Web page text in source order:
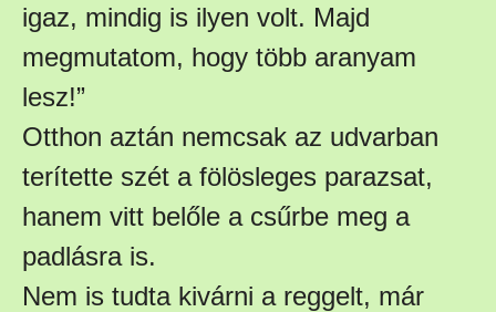
igaz, mindig is ilyen volt. Majd
megmutatom, hogy több aranyam
lesz!”
Otthon aztán nemcsak az udvarban
terítette szét a fölösleges parazsat,
hanem vitt belőle a csűrbe meg a
padlásra is.
Nem is tudta kivárni a reggelt, már